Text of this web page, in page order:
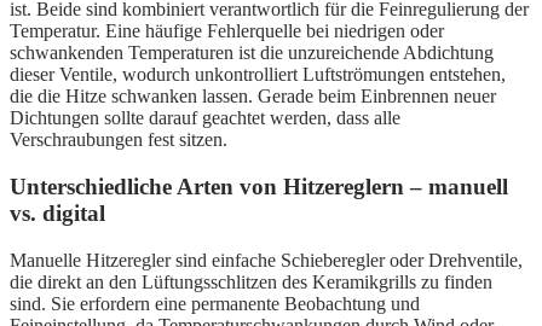
ist. Beide sind kombiniert verantwortlich für die Feinregulierung der
Temperatur. Eine häufige Fehlerquelle bei niedrigen oder
schwankenden Temperaturen ist die unzureichende Abdichtung
dieser Ventile, wodurch unkontrolliert Luftströmungen entstehen,
die die Hitze schwanken lassen. Gerade beim Einbrennen neuer
Dichtungen sollte darauf geachtet werden, dass alle
Verschraubungen fest sitzen.
Unterschiedliche Arten von Hitzereglern – manuell
vs. digital
Manuelle Hitzeregler sind einfache Schieberegler oder Drehventile,
die direkt an den Lüftungsschlitzen des Keramikgrills zu finden
sind. Sie erfordern eine permanente Beobachtung und